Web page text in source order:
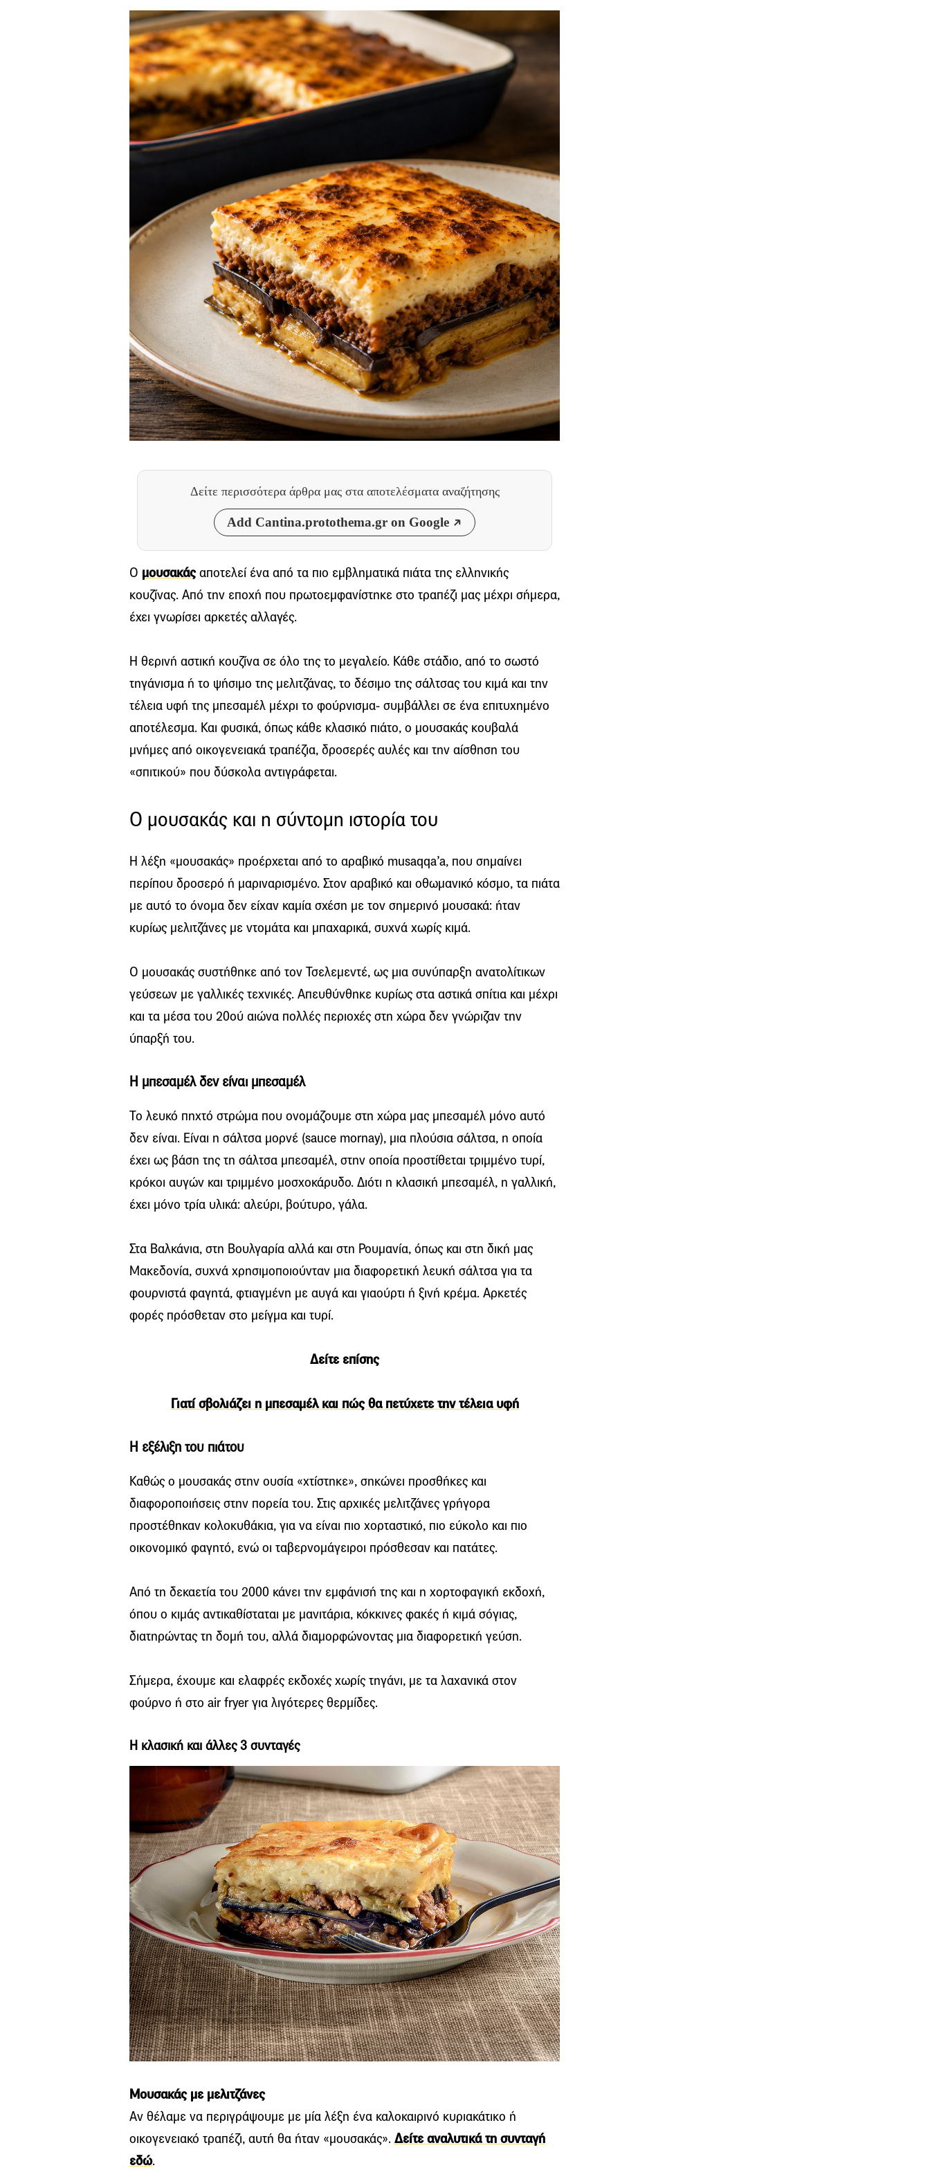
Δείτε περισσότερα άρθρα μας στα αποτελέσματα αναζήτησης
Add Cantina.protothema.gr on Google
Ο μουσακάςαποτελεί ένα από τα πιο εμβληματικά πιάτα της ελληνικής
κουζίνας. Από την εποχή που πρωτοεμφανίστηκε στο τραπέζι μας μέχρι σήμερα,
έχει γνωρίσει αρκετές αλλαγές.
Η θερινή αστική κουζίνα σε όλο της το μεγαλείο. Κάθε στάδιο, από το σωστό
τηγάνισμα ή το ψήσιμο της μελιτζάνας, το δέσιμο της σάλτσας του κιμά και την
τέλεια υφή της μπεσαμέλ μέχρι το φούρνισμα- συμβάλλει σε ένα επιτυχημένο
αποτέλεσμα. Και φυσικά, όπως κάθε κλασικό πιάτο, ο μουσακάς κουβαλά
μνήμες από οικογενειακά τραπέζια, δροσερές αυλές και την αίσθηση του
«σπιτικού» που δύσκολα αντιγράφεται.
Ο μουσακάς και η σύντομη ιστορία του
Η λέξη «μουσακάς» προέρχεται από το αραβικό musaqqa’a, που σημαίνει
περίπου δροσερό ή μαριναρισμένο. Στον αραβικό και οθωμανικό κόσμο, τα πιάτα
με αυτό το όνομα δεν είχαν καμία σχέση με τον σημερινό μουσακά: ήταν
κυρίως μελιτζάνες με ντομάτα και μπαχαρικά, συχνά χωρίς κιμά.
Ο μουσακάς συστήθηκε από τον Τσελεμεντέ, ως μια συνύπαρξη ανατολίτικων
γεύσεων με γαλλικές τεχνικές. Απευθύνθηκε κυρίως στα αστικά σπίτια και μέχρι
και τα μέσα του 20ού αιώνα πολλές περιοχές στη χώρα δεν γνώριζαν την
ύπαρξή του.
Η μπεσαμέλ δεν είναι μπεσαμέλ
Το λευκό πηχτό στρώμα που ονομάζουμε στη χώρα μας μπεσαμέλ μόνο αυτό
δεν είναι. Είναι η σάλτσα μορνέ (sauce mornay), μια πλούσια σάλτσα, η οποία
έχει ως βάση της τη σάλτσα μπεσαμέλ, στην οποία προστίθεται τριμμένο τυρί,
κρόκοι αυγών και τριμμένο μοσχοκάρυδο. Διότι η κλασική μπεσαμέλ, η γαλλική,
έχει μόνο τρία υλικά: αλεύρι, βούτυρο, γάλα.
Στα Βαλκάνια, στη Βουλγαρία αλλά και στη Ρουμανία, όπως και στη δική μας
Μακεδονία, συχνά χρησιμοποιούνταν μια διαφορετική λευκή σάλτσα για τα
φουρνιστά φαγητά, φτιαγμένη με αυγά και γιαούρτι ή ξινή κρέμα. Αρκετές
φορές πρόσθεταν στο μείγμα και τυρί.
Δείτε επίσης
Γιατί σβολιάζει η μπεσαμέλ και πώς θα πετύχετε την τέλεια υφή
Η εξέλιξη του πιάτου
Καθώς ο μουσακάς στην ουσία «χτίστηκε», σηκώνει προσθήκες και
διαφοροποιήσεις στην πορεία του. Στις αρχικές μελιτζάνες γρήγορα
προστέθηκαν κολοκυθάκια, για να είναι πιο χορταστικό, πιο εύκολο και πιο
οικονομικό φαγητό, ενώ οι ταβερνομάγειροι πρόσθεσαν και πατάτες.
Από τη δεκαετία του 2000 κάνει την εμφάνισή της και η χορτοφαγική εκδοχή,
όπου ο κιμάς αντικαθίσταται με μανιτάρια, κόκκινες φακές ή κιμά σόγιας,
διατηρώντας τη δομή του, αλλά διαμορφώνοντας μια διαφορετική γεύση.
Σήμερα, έχουμε και ελαφρές εκδοχές χωρίς τηγάνι, με τα λαχανικά στον
φούρνο ή στο air fryer για λιγότερες θερμίδες.
Η κλασική και άλλες 3 συνταγές
Μουσακάς με μελιτζάνες
Αν θέλαμε να περιγράψουμε με μία λέξη ένα καλοκαιρινό κυριακάτικο ή
οικογενειακό τραπέζι, αυτή θα ήταν «μουσακάς». Δείτε αναλυτικά τη συνταγή
εδώ.